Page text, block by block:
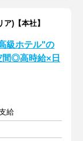
)【本社】
級ホテル"の
間◎高時給×日
給